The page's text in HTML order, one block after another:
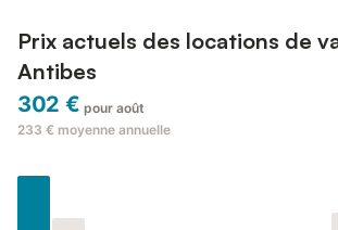
Prix actuels des locations de
Antibes
302 € pour août
233 € moyenne annuelle